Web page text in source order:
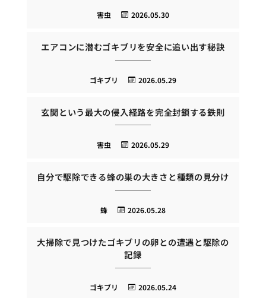
2026.05.30
害虫
エアコンに潜むゴキブリを安全に追い出す秘訣
2026.05.29
ゴキブリ
玄関という最大の侵入経路を完全封鎖する鉄則
2026.05.29
害虫
自分で駆除できる蜂の巣の大きさと種類の見分け
2026.05.28
蜂
大掃除で見つけたゴキブリの卵との遭遇と駆除の
記録
2026.05.24
ゴキブリ